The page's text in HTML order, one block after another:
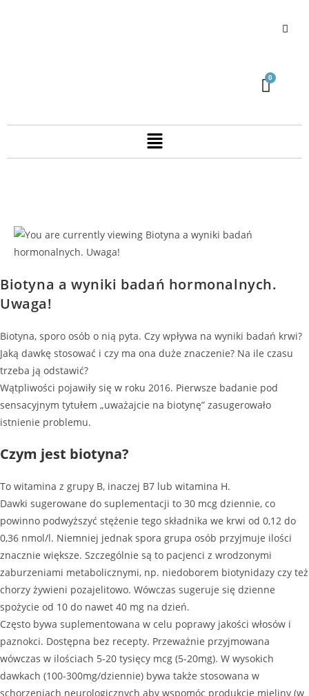
Biotyna a wyniki badań hormonalnych.
Uwaga!
Biotyna, sporo osób o nią pyta. Czy wpływa na wyniki badań krwi?
Jaką dawkę stosować i czy ma ona duże znaczenie? Na ile czasu
trzeba ją odstawić?
Wątpliwości pojawiły się w roku 2016. Pierwsze badanie pod
sensacyjnym tytułem „uważajcie na biotynę” zasugerowało
istnienie problemu.
Czym jest biotyna?
To witamina z grupy B, inaczej B7 lub witamina H.
Dawki sugerowane do suplementacji to 30 mcg dziennie, co
powinno podwyższyć stężenie tego składnika we krwi od 0,12 do
0,36 nmol/l. Niemniej jednak spora grupa osób przyjmuje ilości
znacznie większe. Szczególnie są to pacjenci z wrodzonymi
zaburzeniami metabolicznymi, np. niedoborem biotynidazy czy też
chorzy żywieni pozajelitowo. Wówczas sugeruje się dzienne
spożycie od 10 do nawet 40 mg na dzień.
Często bywa suplementowana w celu poprawy jakości włosów i
paznokci. Dostępna bez recepty. Przeważnie przyjmowana
wówczas w ilościach 5-20 tysięcy mcg (5-20mg). W wysokich
dawkach (100-300mg/dziennie) bywa także stosowana w
schorzeniach neurologicznych aby wspomóc produkcję mieliny (w